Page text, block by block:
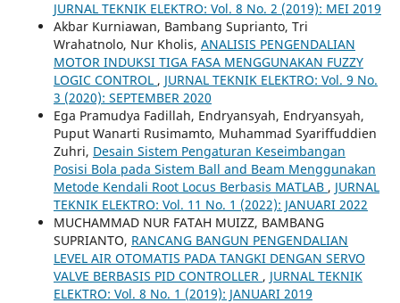
JURNAL TEKNIK ELEKTRO: Vol. 8 No. 2 (2019): MEI 2019
Akbar Kurniawan, Bambang Suprianto, Tri
Wrahatnolo, Nur Kholis, ANALISIS PENGENDALIAN
MOTOR INDUKSI TIGA FASA MENGGUNAKAN FUZZY
LOGIC CONTROL , JURNAL TEKNIK ELEKTRO: Vol. 9 No.
3 (2020): SEPTEMBER 2020
Ega Pramudya Fadillah, Endryansyah, Endryansyah,
Puput Wanarti Rusimamto, Muhammad Syariffuddien
Zuhri, Desain Sistem Pengaturan Keseimbangan
Posisi Bola pada Sistem Ball and Beam Menggunakan
Metode Kendali Root Locus Berbasis MATLAB , JURNAL
TEKNIK ELEKTRO: Vol. 11 No. 1 (2022): JANUARI 2022
MUCHAMMAD NUR FATAH MUIZZ, BAMBANG
SUPRIANTO, RANCANG BANGUN PENGENDALIAN
LEVEL AIR OTOMATIS PADA TANGKI DENGAN SERVO
VALVE BERBASIS PID CONTROLLER , JURNAL TEKNIK
ELEKTRO: Vol. 8 No. 1 (2019): JANUARI 2019